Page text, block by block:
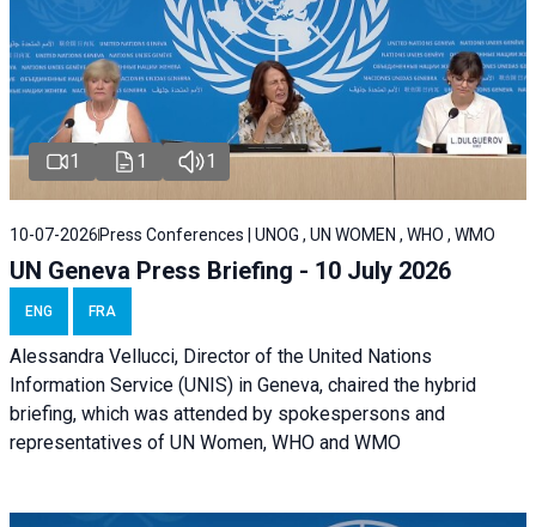
1 1 1
10-07-2026 Press Conferences | UNOG , UN WOMEN , WHO , WMO
UN Geneva Press Briefing - 10 July 2026
ENG FRA
Alessandra Vellucci, Director of the United Nations
Information Service (UNIS) in Geneva, chaired the hybrid
briefing, which was attended by spokespersons and
representatives of UN Women, WHO and WMO